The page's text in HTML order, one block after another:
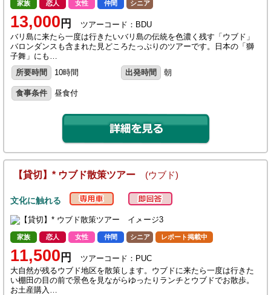
家族 恋人 女性 仲間 シニア
13,000 円
ツアーコード：BDU
バリ島に来たら一度は行きたいバリ島の伝統を色濃く残す「ウブド」
バロンダンスも含まれた見どころたっぷりのツアーです。日本の「獅
子舞」にも…
所要時間
10時間 出発時間 朝
食事条件 昼食付
【貸切】* ウブド散策ツアー (ウブド)
文化に触れる
家族 恋人 女性 仲間 シニア レポート掲載中
11,500 円
ツアーコード：PUC
大自然が残るウブド地区を散策します。ウブドに来たら一度は行きた
い棚田の目の前で景色を見ながらゆったりランチとウブドでお散歩。
お土産購入…